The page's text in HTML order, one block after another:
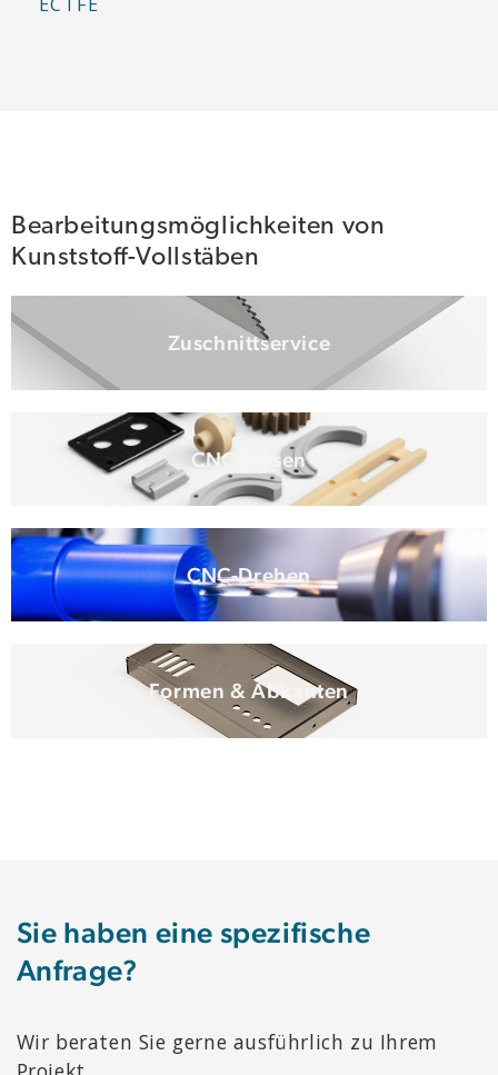
Bearbeitungsmöglichkeiten von
Kunststoff-Vollstäben
Zuschnittservice
CNC Fräsen
CNC-Drehen
Formen & Abkanten
Sie haben eine spezifische
Anfrage?
Wir beraten Sie gerne ausführlich zu Ihrem